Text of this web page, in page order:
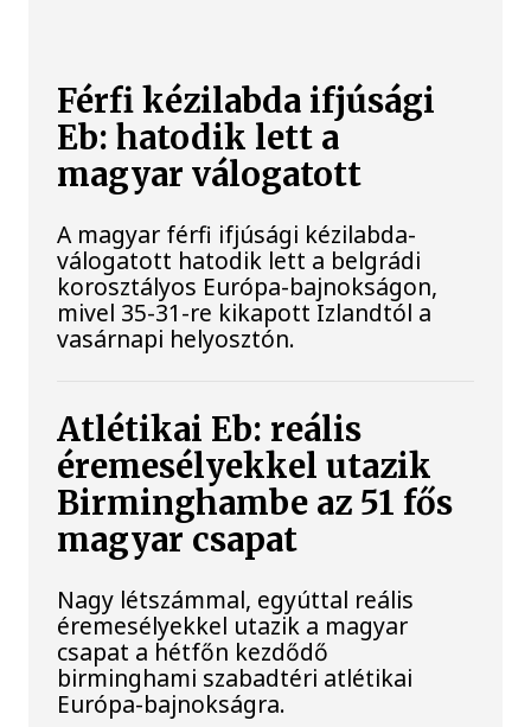
Férfi kézilabda ifjúsági
Eb: hatodik lett a
magyar válogatott
A magyar férfi ifjúsági kézilabda-
válogatott hatodik lett a belgrádi
korosztályos Európa-bajnokságon,
mivel 35-31-re kikapott Izlandtól a
vasárnapi helyosztón.
Atlétikai Eb: reális
éremesélyekkel utazik
Birminghambe az 51 fős
magyar csapat
Nagy létszámmal, egyúttal reális
éremesélyekkel utazik a magyar
csapat a hétfőn kezdődő
birminghami szabadtéri atlétikai
Európa-bajnokságra.